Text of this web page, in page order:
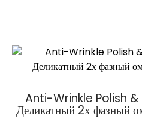
Anti-Wrinkle Polish &
Деликатный 2х фазный